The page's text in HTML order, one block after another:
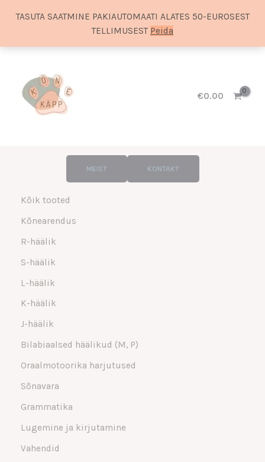
TASUTA SAATMINE PAKIAUTOMAATI ALATES 50-EUROSEST
TELLIMUSEST Peida
content
€0.00
MEIST KONTAKT
Kõik tooted
Kõnearendus
R-häälik
S-häälik
L-häälik
K-häälik
J-häälik
Bilabiaalsed häälikud (M, P)
Oraalmotoorika harjutused
Sõnavara
Grammatika
Lugemine ja kirjutamine
Vahendid
Sorditud